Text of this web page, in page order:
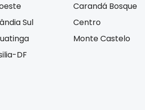
Sul
DF
Carandá Bosque
Centro
Monte Castelo